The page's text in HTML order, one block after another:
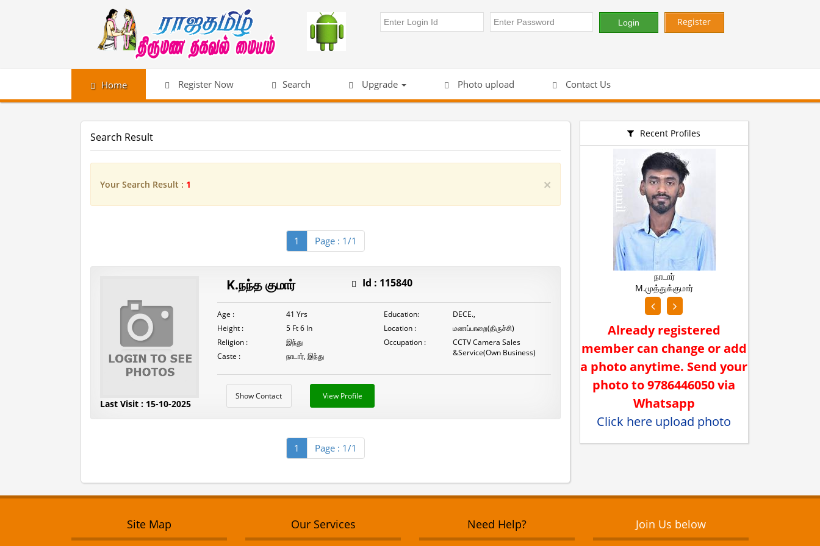
Register
Home Register Now Search Upgrade Photo upload Contact Us
Search Result
×
Your Search Result : 1
1 Page : 1/1
Last Visit : 15-10-2025
K.நந்த குமார் Id : 115840
Age :
41 Yrs
Height :
5 Ft 6 In
Religion :
இந்து
Caste :
நாடார், இந்து
Education:
DECE.,
Location :
மணப்பாறை(திருச்சி)
Occupation :
CCTV Camera Sales
&Service(Own Business)
Show Contact View Profile
1 Page : 1/1
Recent Profiles
நாடார்
M.முத்துக்குமார்
Already registered
member can change or add
a photo anytime. Send your
photo to 9786446050 via
Whatsapp
Click here upload photo
Site Map Our Services Need Help? Join Us below